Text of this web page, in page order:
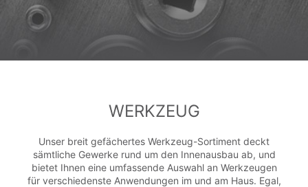
WERKZEUG
Unser breit gefächertes Werkzeug-Sortiment deckt
sämtliche Gewerke rund um den Innenausbau ab, und
bietet Ihnen eine umfassende Auswahl an Werkzeugen
für verschiedenste Anwendungen im und am Haus. Egal,